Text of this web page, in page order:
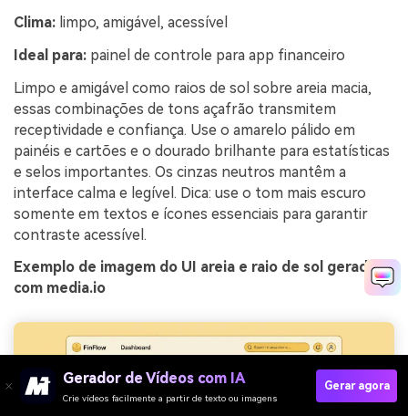
Clima: limpo, amigável, acessível
Ideal para: painel de controle para app financeiro
Limpo e amigável como raios de sol sobre areia macia,
essas combinações de tons açafrão transmitem
receptividade e confiança. Use o amarelo pálido em
painéis e cartões e o dourado brilhante para estatísticas
e selos importantes. Os cinzas neutros mantêm a
interface calma e legível. Dica: use o tom mais escuro
somente em textos e ícones essenciais para garantir
contraste acessível.
Exemplo de imagem do UI areia e raio de sol gerado
com media.io
Gerador de Vídeos com IA
Crie vídeos facilmente a partir de texto ou imagens
Gerar agora